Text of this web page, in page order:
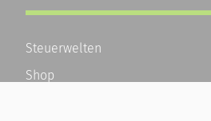
Steuerwelten
Shop